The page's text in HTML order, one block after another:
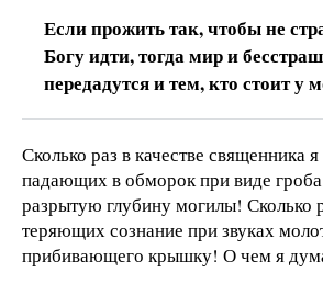
Если прожить так, чтобы не
Богу идти, тогда мир и
передадутся и тем, кто стоит у
Сколько раз в качестве священника
падающих в обморок при виде
разрытую глубину могилы! Сколько
теряющих сознание при звуках
прибивающего крышку! О чем я